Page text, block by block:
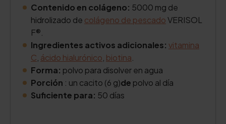
Contenido en colágeno: 5000 mg de
hidrolizado de colágeno de pescadoVERISOL
F®.
Ingredientes activos adicionales: vitamina
C ácido hialurónico biotina
Forma: polvo para disolver en agua
Porción : un cacito (6 g)de polvo al día
Suficiente para: 50 días